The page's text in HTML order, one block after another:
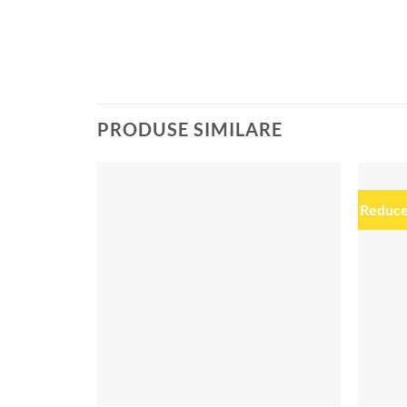
PRODUSE SIMILARE